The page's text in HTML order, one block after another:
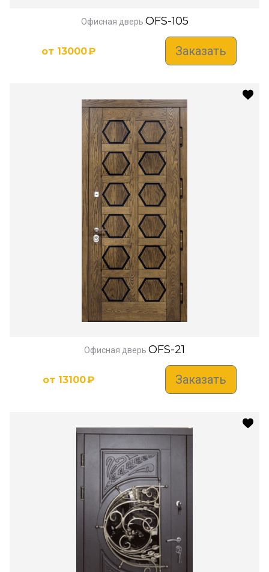
Офисная дверь OFS-105
от 13000₽ Заказать
Офисная дверь OFS-21
от 13100₽ Заказать